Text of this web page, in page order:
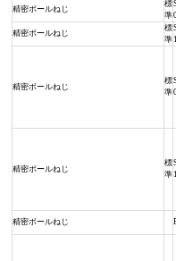
精密ボールねじ
標
準
精密ボールねじ
標
準
精密ボールねじ
標
準
精密ボールねじ
標
準
精密ボールねじ